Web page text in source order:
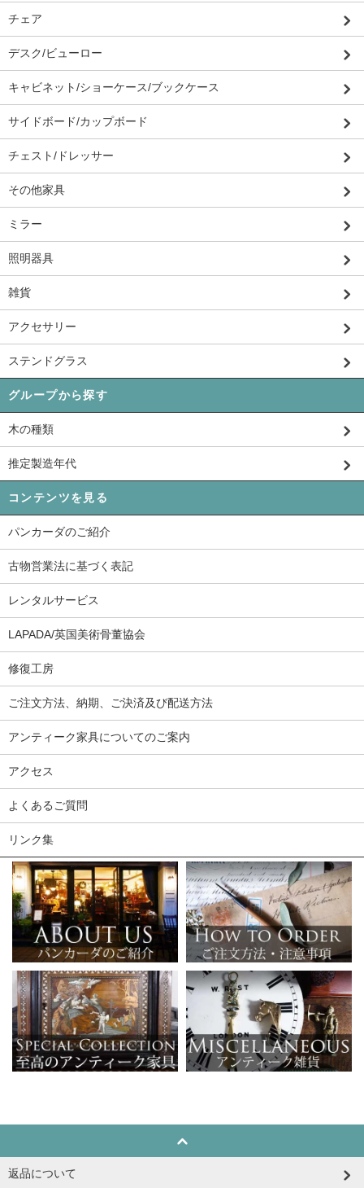
チェア
デスク/ビューロー
キャビネット/ショーケース/ブックケース
サイドボード/カップボード
チェスト/ドレッサー
その他家具
ミラー
照明器具
雑貨
アクセサリー
ステンドグラス
グループから探す
木の種類
推定製造年代
コンテンツを見る
パンカーダのご紹介
古物営業法に基づく表記
レンタルサービス
LAPADA/英国美術骨董協会
修復工房
ご注文方法、納期、ご決済及び配送方法
アンティーク家具についてのご案内
アクセス
よくあるご質問
リンク集
返品について